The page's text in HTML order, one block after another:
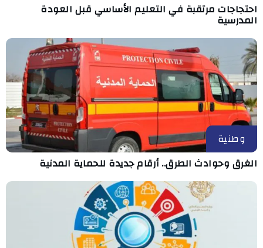
احتجاجات مرتقبة في التعليم الأساسي قبل العودة
المدرسية
وطنية
الغرق وحوادث الطرق.. أرقام جديدة للحماية المدنية